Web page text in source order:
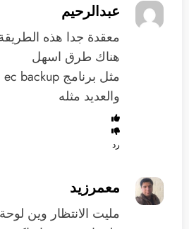
عبدالرحيم
معقدة جدا هذه
هناك طرق اسهل
مثل برنامج ec backup
والعديد مثله
رد
معمرزيد
مليت الانتظار وين